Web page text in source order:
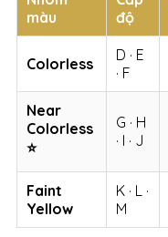
màu
độ
Colorless
D · E
· F
Near
Colorless
⭐
G · H
· I · J
Faint
Yellow
K · L ·
M